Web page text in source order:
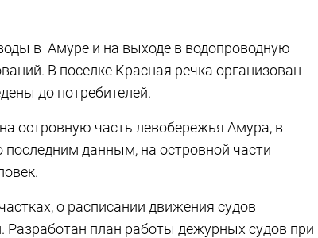
в Амуре и на выходе в водопроводную
В поселке Красная речка организован
до потребителей.
островную часть левобережья Амура, в
данным, на островной части
о расписании движения судов
Разработан план работы дежурных судов при